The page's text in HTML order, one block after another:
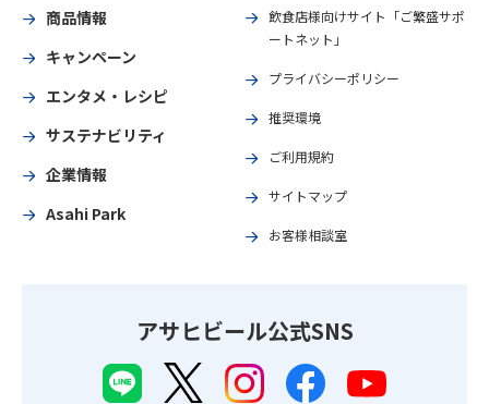
商品情報
キャンペーン
エンタメ・レシピ
サステナビリティ
企業情報
Asahi Park
飲食店様向けサイト「ご繁盛サポ
ートネット」
プライバシーポリシー
推奨環境
ご利用規約
サイトマップ
お客様相談室
アサヒビール公式SNS